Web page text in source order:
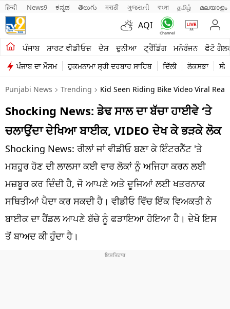
हिन्दी News9 ಕನ್ನಡ తెలుగు मराठी ગુજરાતી বাংলা தமிழ் മലയാളം
AQI
ਪੰਜਾਬ ਸ਼ਾਰਟ ਵੀਡੀਓਜ਼ ਦੇਸ਼ ਦੁਨੀਆ ਟ੍ਰੈਂਡਿੰਗ ਮਨੋਰੰਜਨ ਫੋਟੋ
ਪੰਜਾਬ ਦਾ ਮੌਸਮ ਹੁਕਮਨਾਮਾ ਸ੍ਰੀ ਦਰਬਾਰ ਸਾਹਿਬ ਦਿੱਲੀ ਲੋਕਸਭਾ
ਖੇਤੀਬਾੜੀ
ਸ਼ਾਰਟ ਵੀਡੀਓਜ਼
ਕਾਰੋਬਾਰ
ਕਰਿਅਰ
ਮਨੋਰੰਜਨ
ਦੇਸ਼
ਲਾਈਫ ਸਟਾਈਲ
ਪੰਜਾਬ
ਧਰਮ
Punjabi News Trending Kid Seen Riding Bike Video Viral
Shocking News: ਡੇਢ ਸਾਲ ਦਾ ਬੱਚਾ ਹਾਈਵੇ ‘ਤੇ
ਚਲਾਉਂਦਾ ਦੇਖਿਆ ਬਾਈਕ, VIDEO ਦੇਖ ਕੇ ਭੜਕੇ ਲੋਕ
Shocking News: ਰੀਲਾਂ ਜਾਂ ਵੀਡੀਓ ਬਣਾ ਕੇ ਇੰਟਰਨੈੱਟ 'ਤੇ
ਮਸ਼ਹੂਰ ਹੋਣ ਦੀ ਲਾਲਸਾ ਕਈ ਵਾਰ ਲੋਕਾਂ ਨੂੰ ਅਜਿਹਾ ਕਰਨ ਲਈ
ਮਜ਼ਬੂਰ ਕਰ ਦਿੰਦੀ ਹੈ, ਜੋ ਆਪਣੇ ਅਤੇ ਦੂਜਿਆਂ ਲਈ ਖਤਰਨਾਕ
ਸਥਿਤੀਆਂ ਪੈਦਾ ਕਰ ਸਕਦੀ ਹੈ। ਵੀਡੀਓ ਵਿੱਚ ਇੱਕ ਵਿਅਕਤੀ ਨੇ
ਬਾਈਕ ਦਾ ਹੈਂਡਲ ਆਪਣੇ ਬੱਚੇ ਨੂੰ ਫੜਾਇਆ ਹੋਇਆ ਹੈ। ਦੇਖੋ ਇਸ
ਤੋਂ ਬਾਅਦ ਕੀ ਹੁੰਦਾ ਹੈ।